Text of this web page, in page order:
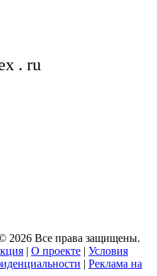
. ru
2026 Все права защищены.
| О проекте | Условия
| Реклама на